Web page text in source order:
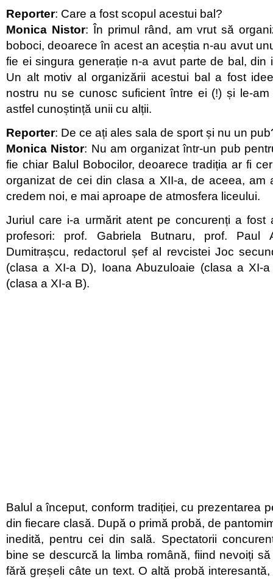
Reporter: Care a fost scopul acestui bal?
Monica Nistor: În primul rând, am vrut să
boboci, deoarece în acest an aceștia n-au avut
fie ei singura generație n-a avut parte de bal, din
Un alt motiv al organizării acestui bal a fost
nostru nu se cunosc suficient între ei (!) și le-
astfel cunoștință unii cu alții.
Reporter: De ce ați ales sala de sport și nu un
Monica Nistor: Nu am organizat într-un pub
fie chiar Balul Bobocilor, deoarece tradiția ar fi
organizat de cei din clasa a XII-a, de aceea, am
credem noi, e mai aproape de atmosfera liceului.
Juriul care i-a urmărit atent pe concurenți a fost
profesori: prof. Gabriela Butnaru, prof. Paul
Dumitrașcu, redactorul șef al revcistei Joc
(clasa a XI-a D), Ioana Abuzuloaie (clasa a XI-
(clasa a XI-a B).
Balul a început, conform tradiției, cu prezentarea
din fiecare clasă. După o primă probă, de
inedită, pentru cei din sală. Spectatorii
bine se descurcă la limba română, fiind nevoiți
fără greșeli câte un text. O altă probă